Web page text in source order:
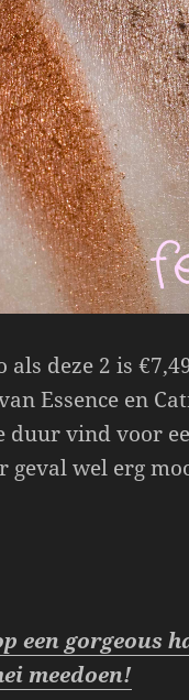
als deze 2 is
Essence en
vind voor
wel erg
een gorgeous
meedoen!